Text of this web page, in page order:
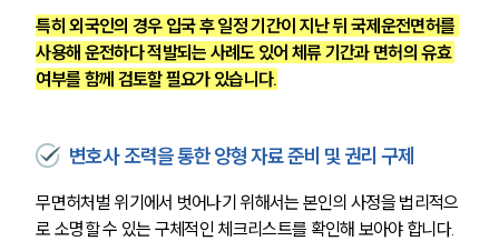
업무분야
음주교통사고대응부 업무
전체
구성원 소개
음주운전·교통사고전문변호사추천
특히 외국인의 경우 입국 후 일정 기간이 지난 뒤 국제운전면허를
사용해 운전하다 적발되는 사례도 있어 체류 기간과 면허의 유효
여부를 함께 검토할 필요가 있습니다.
변호사 조력을 통한 양형 자료 준비 및 권리 구제
무면허처벌 위기에서 벗어나기 위해서는 본인의 사정을 법리적으
로 소명할 수 있는 구체적인 체크리스트를 확인해 보아야 합니다.